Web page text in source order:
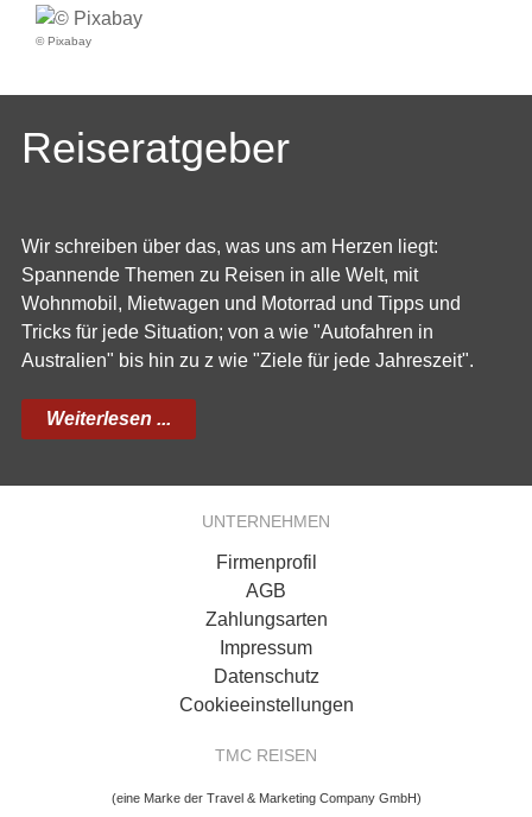
© Pixabay
Reiseratgeber
Wir schreiben über das, was uns am Herzen liegt:
Spannende Themen zu Reisen in alle Welt, mit
Wohnmobil, Mietwagen und Motorrad und Tipps und
Tricks für jede Situation; von a wie "Autofahren in
Australien" bis hin zu z wie "Ziele für jede Jahreszeit".
Weiterlesen ...
UNTERNEHMEN
Firmenprofil
AGB
Zahlungsarten
Impressum
Datenschutz
Cookieeinstellungen
TMC REISEN
(eine Marke der Travel & Marketing Company GmbH)